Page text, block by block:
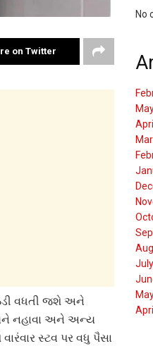
on Twitter
વધતી જશે અને
નહાવા અને અન્ય
સ્ટવ પર વધુ પૈસા
No